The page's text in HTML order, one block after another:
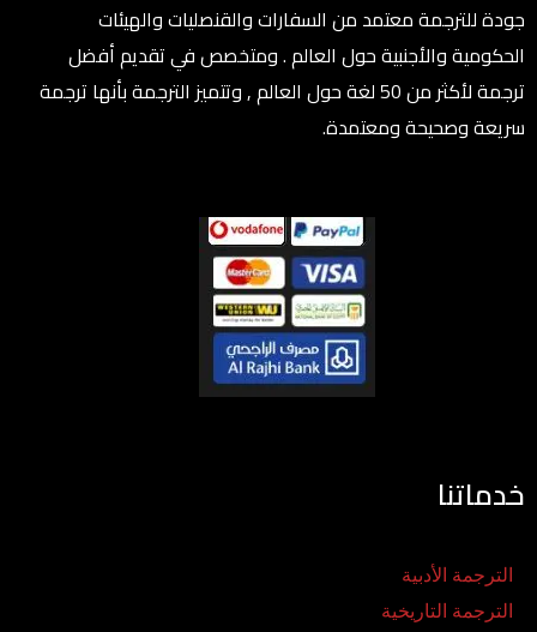
جودة للترجمة معتمد من السفارات والقنصليات والهيئات
الحكومية والأجنبية حول العالم . ومتخصص في تقديم أفضل
ترجمة لأكثر من 50 لغة حول العالم , وتتميز الترجمة بأنها ترجمة
سريعة وصحيحة ومعتمدة.
خدماتنا
الترجمة الأدبية
الترجمة التاريخية